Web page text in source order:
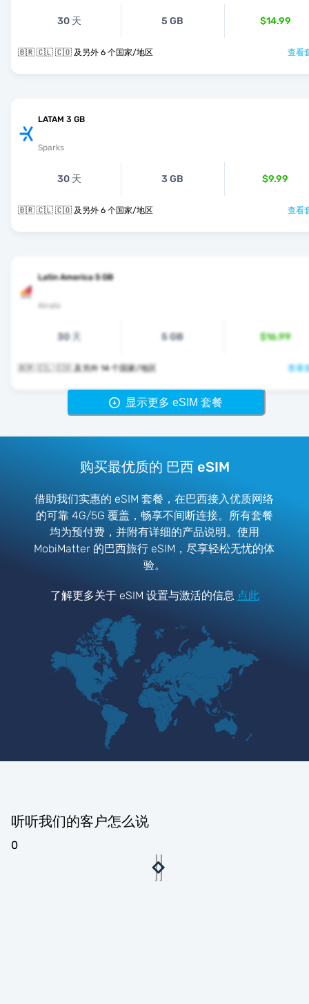
30 天 5 GB $14.99
🇧🇷 🇨🇱 🇨🇴 及另外 6 个国家/地区 查看
LATAM 3 GB
Sparks
30 天 3 GB $9.99
🇧🇷 🇨🇱 🇨🇴 及另外 6 个国家/地区 查看
Latin America 5 GB
Airalo
30 天 5 GB $16.99
🇧🇷 🇨🇱 🇨🇴 及另外 14 个国家/地区 查看
显示更多 eSIM 套餐
购买最优质的 巴西 eSIM
借助我们实惠的 eSIM 套餐，在巴西接入优质网络
的可靠 4G/5G 覆盖，畅享不间断连接。所有套餐
均为预付费，并附有详细的产品说明。使用
MobiMatter 的巴西旅行 eSIM，尽享轻松无忧的体
验。
了解更多关于 eSIM 设置与激活的信息 点此
听听我们的客户怎么说
0